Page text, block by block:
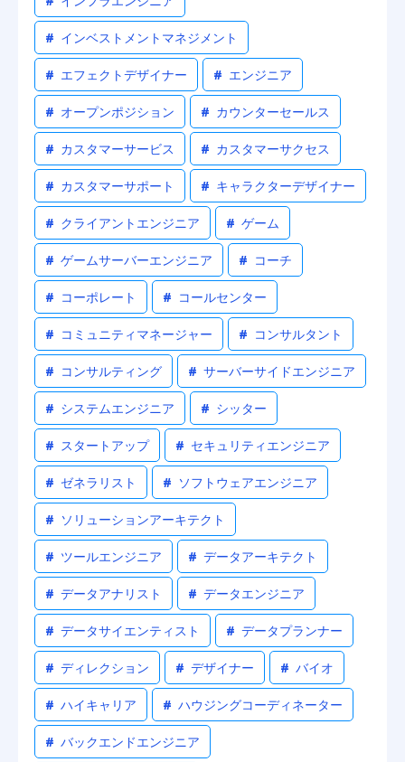
# インベストメントマネジメント
# エフェクトデザイナー # エンジニア
# オープンポジション # カウンターセールス
# カスタマーサービス # カスタマーサクセス
# カスタマーサポート # キャラクターデザイナー
# クライアントエンジニア # ゲーム
# ゲームサーバーエンジニア # コーチ
# コーポレート # コールセンター
# コミュニティマネージャー # コンサルタント
# コンサルティング # サーバーサイドエンジニア
# システムエンジニア # シッター
# スタートアップ # セキュリティエンジニア
# ゼネラリスト # ソフトウェアエンジニア
# ソリューションアーキテクト
# ツールエンジニア # データアーキテクト
# データアナリスト # データエンジニア
# データサイエンティスト # データプランナー
# ディレクション # デザイナー # バイオ
# ハイキャリア # ハウジングコーディネーター
# バックエンドエンジニア